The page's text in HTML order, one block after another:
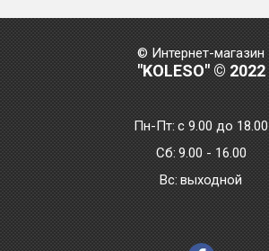
© Интернет-магазин
"KOLESO" © 2022
Пн-Пт:с 9.00 до 18.00
Сб: 9.00 - 16.00
Bc: выходной